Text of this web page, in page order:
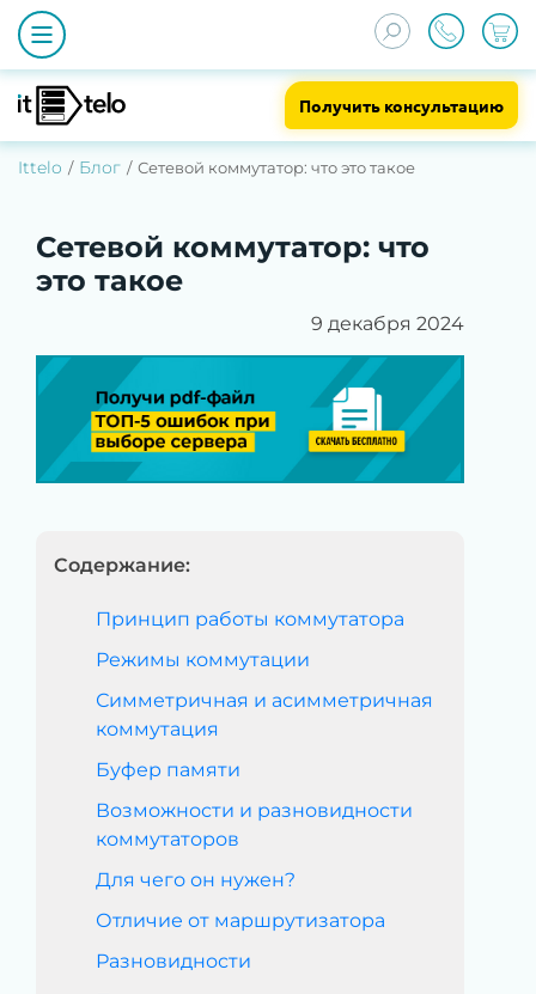
Получить консультацию
Ittelo Блог Сетевой коммутатор: что это такое
Сетевой коммутатор: что
это такое
9 декабря 2024
Содержание:
Принцип работы коммутатора
Режимы коммутации
Симметричная и асимметричная
коммутация
Буфер памяти
Возможности и разновидности
коммутаторов
Для чего он нужен?
Отличие от маршрутизатора
Разновидности